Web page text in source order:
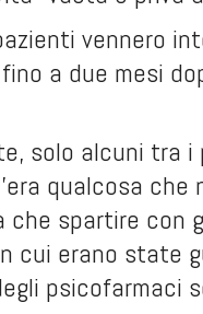
vennero
a due mesi
solo alcuni tra
qualcosa che
che spartire
cui erano state
psicofarmaci